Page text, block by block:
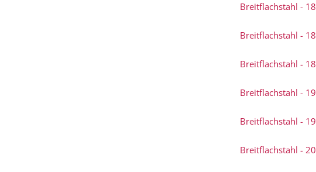
Breitflachstahl -
Breitflachstahl -
Breitflachstahl -
Breitflachstahl -
Breitflachstahl -
Breitflachstahl -